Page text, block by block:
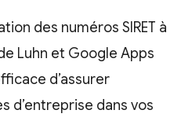
des numéros SIRET à
Luhn et Google Apps
d’assurer
d’entreprise dans vos